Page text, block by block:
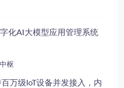
化AI大模型应用管理系统
枢
百万级IoT设备并发接入，内